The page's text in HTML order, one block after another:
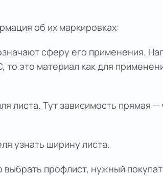
об их маркировках:
сферу его применения.
это материал как для
листа. Тут зависимость прямая
узнать ширину листа.
профлист, нужный